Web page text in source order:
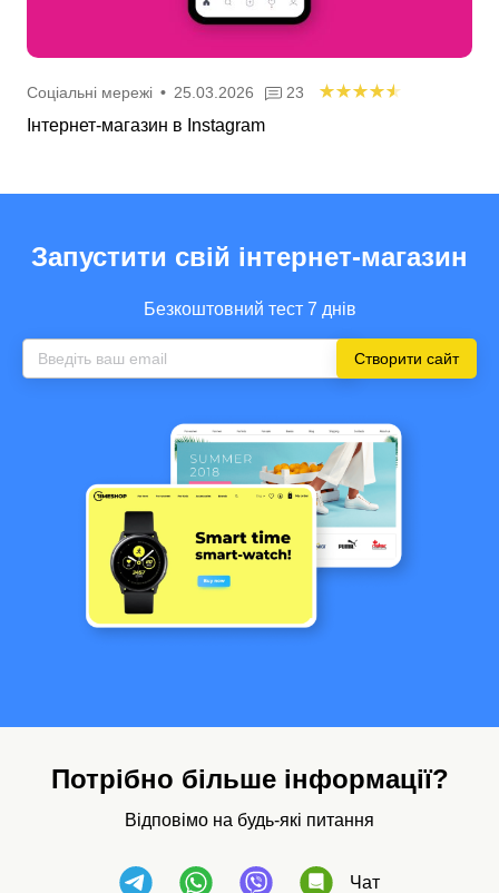
Соціальні мережі • 25.03.2026 23
Інтернет-магазин в Instagram
Запустити свій інтернет-магазин
Безкоштовний тест 7 днів
Створити сайт
Потрібно більше інформації?
Відповімо на будь-які питання
Чат